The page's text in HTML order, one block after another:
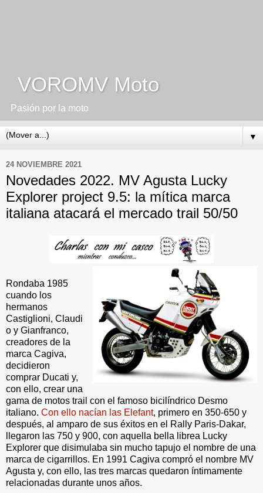
VOROMV Moto
Pasión por la moto
▼
24 NOVIEMBRE 2021
Novedades 2022. MV Agusta Lucky
Explorer project 9.5: la mítica marca
italiana atacará el mercado trail 50/50
Rondaba 1985
cuando los
hermanos
Castiglioni, Claudi
o y Gianfranco,
creadores de la
marca Cagiva,
decidieron
comprar Ducati y,
con ello, crear una
gama de motos trail con el famoso bicilíndrico Desmo
italiano. Con ello nacían las Elefant, primero en 350-650 y
después, al amparo de sus éxitos en el Rally Paris-Dakar,
llegaron las 750 y 900, con aquella bella librea Lucky
Explorer que disimulaba sin mucho tapujo el nombre de una
marca de cigarrillos. En 1991 Cagiva compró el nombre MV
Agusta y, con ello, las tres marcas quedaron íntimamente
relacionadas durante unos años.